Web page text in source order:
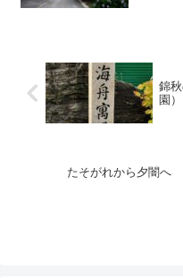
錦
園）
たそがれから夕闇へ